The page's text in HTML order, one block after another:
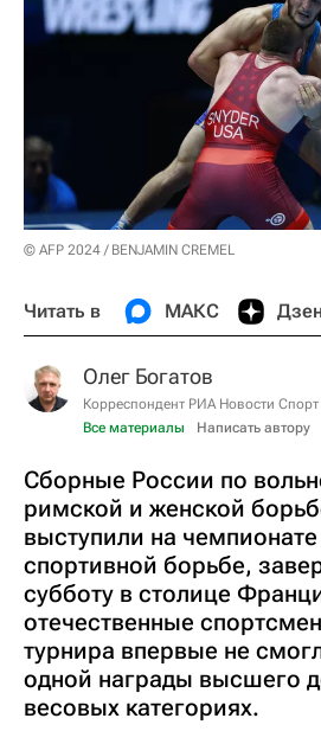
© AFP 2024 / BENJAMIN CREMEL
Читать в МАКС
Олег Богатов
Корреспондент РИА Новости Спорт
Все материалы
Написать автору
Сборные России по
римской и женской
выступили на
спортивной борьбе,
субботу в столице
отечественные
турнира впервые не
одной награды высшего
весовых категориях.